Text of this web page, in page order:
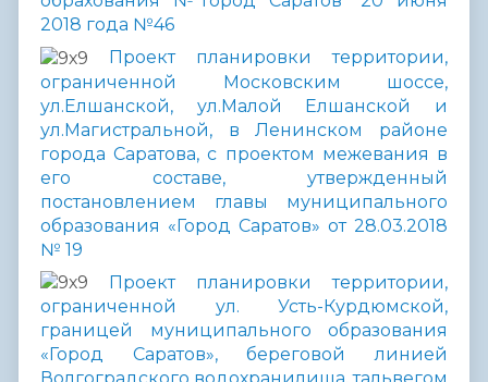
2018 года №46
Проект планировки территории,
ограниченной Московским шоссе,
ул.Елшанской, ул.Малой Елшанской и
ул.Магистральной, в Ленинском районе
города Саратова, с проектом межевания в
его составе, утвержденный
постановлением главы муниципального
образования «Город Саратов» от 28.03.2018
№ 19
Проект планировки территории,
ограниченной ул. Усть-Курдюмской,
границей муниципального образования
«Город Саратов», береговой линией